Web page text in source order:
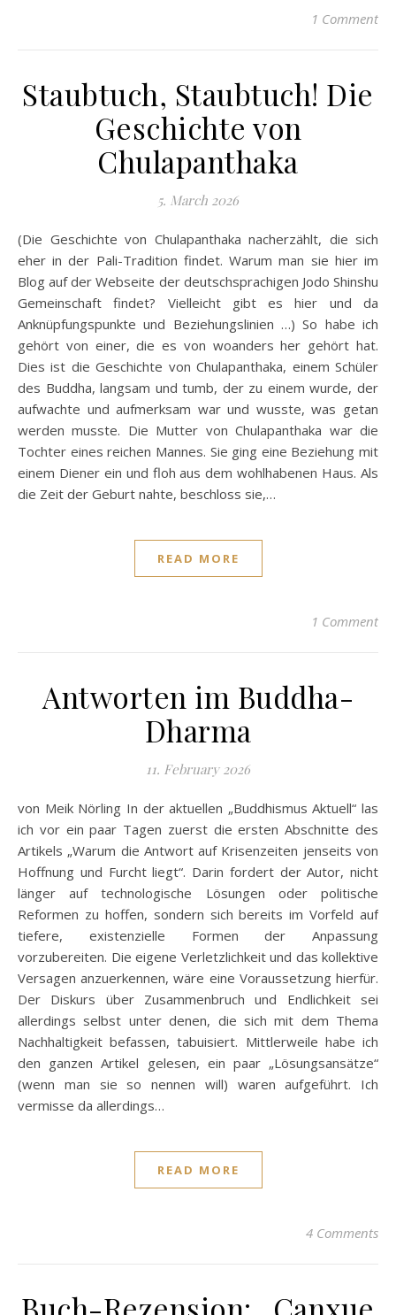
1 Comment
Staubtuch, Staubtuch! Die
Geschichte von
Chulapanthaka
5. March 2026
(Die Geschichte von Chulapanthaka nacherzählt, die sich
eher in der Pali-Tradition findet. Warum man sie hier im
Blog auf der Webseite der deutschsprachigen Jodo Shinshu
Gemeinschaft findet? Vielleicht gibt es hier und da
Anknüpfungspunkte und Beziehungslinien …) So habe ich
gehört von einer, die es von woanders her gehört hat.
Dies ist die Geschichte von Chulapanthaka, einem Schüler
des Buddha, langsam und tumb, der zu einem wurde, der
aufwachte und aufmerksam war und wusste, was getan
werden musste. Die Mutter von Chulapanthaka war die
Tochter eines reichen Mannes. Sie ging eine Beziehung mit
einem Diener ein und floh aus dem wohlhabenen Haus. Als
die Zeit der Geburt nahte, beschloss sie,…
READ MORE
1 Comment
Antworten im Buddha-
Dharma
11. February 2026
von Meik Nörling In der aktuellen „Buddhismus Aktuell“ las
ich vor ein paar Tagen zuerst die ersten Abschnitte des
Artikels „Warum die Antwort auf Krisenzeiten jenseits von
Hoffnung und Furcht liegt“. Darin fordert der Autor, nicht
länger auf technologische Lösungen oder politische
Reformen zu hoffen, sondern sich bereits im Vorfeld auf
tiefere, existenzielle Formen der Anpassung
vorzubereiten. Die eigene Verletzlichkeit und das kollektive
Versagen anzuerkennen, wäre eine Voraussetzung hierfür.
Der Diskurs über Zusammenbruch und Endlichkeit sei
allerdings selbst unter denen, die sich mit dem Thema
Nachhaltigkeit befassen, tabuisiert. Mittlerweile habe ich
den ganzen Artikel gelesen, ein paar „Lösungsansätze“
(wenn man sie so nennen will) waren aufgeführt. Ich
vermisse da allerdings…
READ MORE
4 Comments